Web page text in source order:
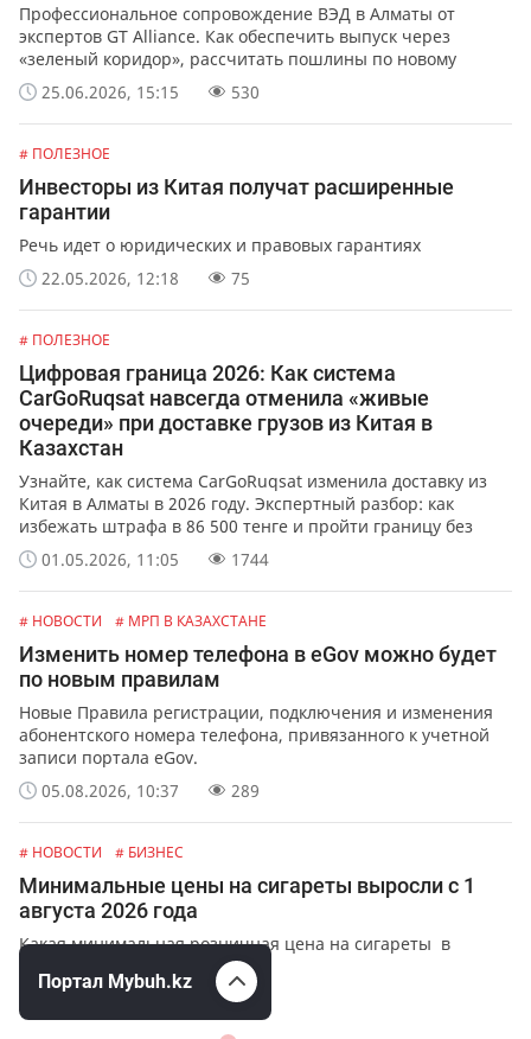
Профессиональное сопровождение ВЭД в Алматы от
экспертов GT Alliance. Как обеспечить выпуск через
«зеленый коридор», рассчитать пошлины по новому
Налоговому кодексу и избежать штрафов СУР. Услуги Union
Consult и логистика GT Alliance.
25.06.2026, 15:15 530
# ПОЛЕЗНОЕ
Инвесторы из Китая получат расширенные
гарантии
Речь идет о юридических и правовых гарантиях
22.05.2026, 12:18
75
# ПОЛЕЗНОЕ
Цифровая граница 2026: Как система
CarGoRuqsat навсегда отменила «живые
очереди» при доставке грузов из Китая в
Казахстан
Узнайте, как система CarGoRuqsat изменила доставку из
Китая в Алматы в 2026 году. Экспертный разбор: как
избежать штрафа в 86 500 тенге и пройти границу без
задержек.
01.05.2026, 11:05 1744
# НОВОСТИ # МРП В КАЗАХСТАНЕ
Изменить номер телефона в eGov можно будет
по новым правилам
Новые Правила регистрации, подключения и изменения
абонентского номера телефона, привязанного к учетной
записи портала eGov.
05.08.2026, 10:37
289
# НОВОСТИ # БИЗНЕС
Минимальные цены на сигареты выросли с 1
августа 2026 года
Какая минимальная розничная цена на сигареты в
03.08.2026, 09:15
3840
Портал Mybuh.kz